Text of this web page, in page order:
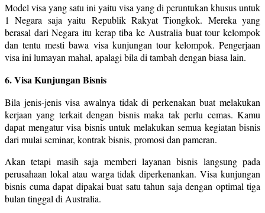
Model visa yang satu ini yaitu visa yang di peruntukan khusus untuk
1 Negara saja yaitu Republik Rakyat Tiongkok. Mereka yang
berasal dari Negara itu kerap tiba ke Australia buat tour kelompok
dan tentu mesti bawa visa kunjungan tour kelompok. Pengerjaan
visa ini lumayan mahal, apalagi bila di tambah dengan biasa lain.
6. Visa Kunjungan Bisnis
Bila jenis-jenis visa awalnya tidak di perkenakan buat melakukan
kerjaan yang terkait dengan bisnis maka tak perlu cemas. Kamu
dapat mengatur visa bisnis untuk melakukan semua kegiatan bisnis
dari mulai seminar, kontrak bisnis, promosi dan pameran.
Akan tetapi masih saja memberi layanan bisnis langsung pada
perusahaan lokal atau warga tidak diperkenankan. Visa kunjungan
bisnis cuma dapat dipakai buat satu tahun saja dengan optimal tiga
bulan tinggal di Australia.